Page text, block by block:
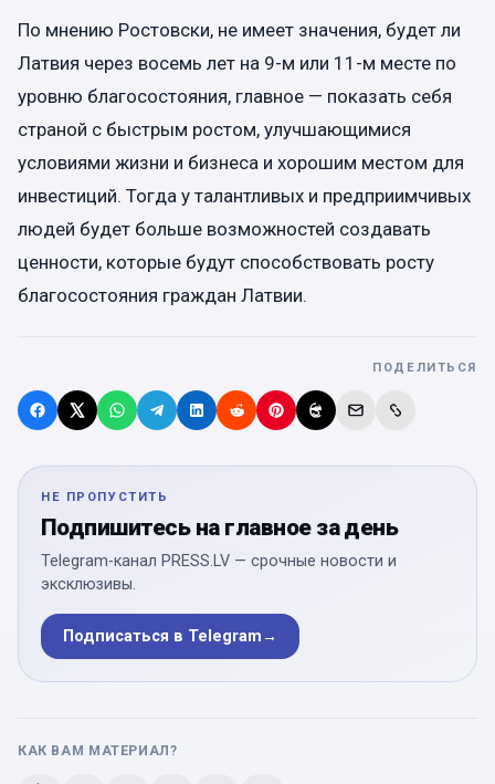
По мнению Ростовски, не имеет значения, будет ли
Латвия через восемь лет на 9-м или 11-м месте по
уровню благосостояния, главное — показать себя
страной с быстрым ростом, улучшающимися
условиями жизни и бизнеса и хорошим местом для
инвестиций. Тогда у талантливых и предприимчивых
людей будет больше возможностей создавать
ценности, которые будут способствовать росту
благосостояния граждан Латвии.
ПОДЕЛИТЬСЯ
НЕ ПРОПУСТИТЬ
Подпишитесь на главное за день
Telegram-канал PRESS.LV — срочные новости и
эксклюзивы.
Подписаться в Telegram→
КАК ВАМ МАТЕРИАЛ?